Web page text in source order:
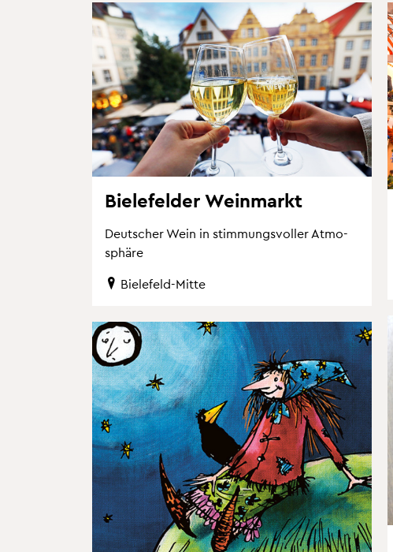
Bie­le­fel­der Wein­markt
Deut­scher Wein in stim­mungs­vol­ler At­mo­
sphä­re
Bie­le­feld-Mitte